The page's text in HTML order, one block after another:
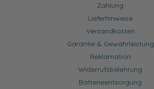
Zahlung
Lieferhinweise
Versandkosten
Garantie & Gewährleistung
Reklamation
Widerrufsbelehrung
Batterieentsorgung